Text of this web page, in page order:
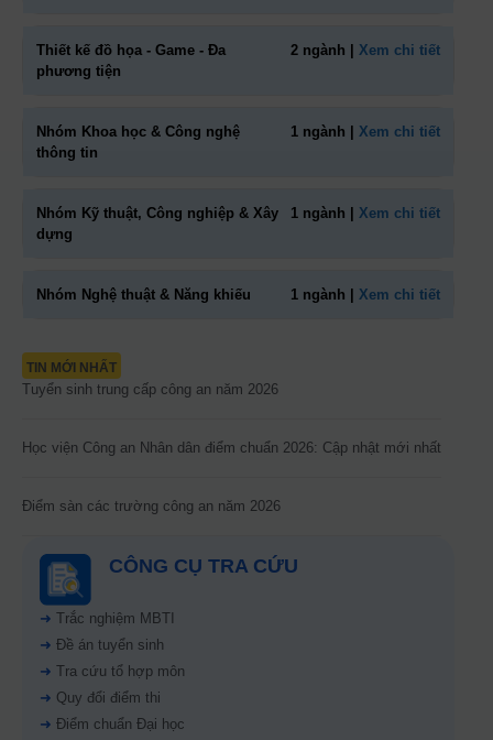
Thiết kế đồ họa - Game - Đa
phương tiện
2 ngành | Xem chi tiết
Nhóm Khoa học & Công nghệ
thông tin
1 ngành | Xem chi tiết
Nhóm Kỹ thuật, Công nghiệp & Xây
dựng
1 ngành | Xem chi tiết
Nhóm Nghệ thuật & Năng khiếu 1 ngành | Xem chi tiết
TIN MỚI NHẤT
Tuyển sinh trung cấp công an năm 2026
Học viện Công an Nhân dân điểm chuẩn 2026: Cập nhật mới nhất
Điểm sàn các trường công an năm 2026
CÔNG CỤ TRA CỨU
➜ Trắc nghiệm MBTI
➜ Đề án tuyển sinh
➜ Tra cứu tổ hợp môn
➜ Quy đổi điểm thi
➜ Điểm chuẩn Đại học